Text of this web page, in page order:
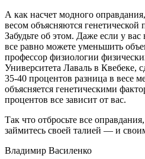
А как насчет модного
весом объясняются
Забудьте об этом. Даже если у
все равно можете уменьшить
профессор физиологии
Университета Лаваль в Квебеке,
35-40 процентов разница в весе
объясняется генетическими
процентов все зависит от вас.
Так что отбросьте все
займитесь своей талией — и
Владимир Василенко